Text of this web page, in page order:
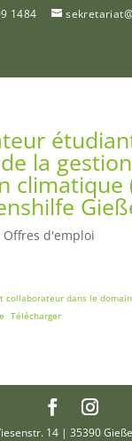
1484
la
climatique
Offres d'emploi
collaborateur dans le
Télécharger
14 | 35390